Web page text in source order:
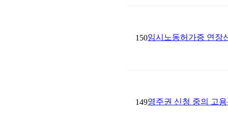
150임시노동허가증 연장
149영주권 신청 중의 고